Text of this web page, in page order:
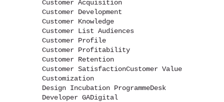
Customer Acquisition
Customer Development
Customer Knowledge
Customer List Audiences
Customer Profile
Customer Profitability
Customer Retention
Customer SatisfactionCustomer Value
Customization
Design Incubation ProgrammeDesk
Developer GADigital